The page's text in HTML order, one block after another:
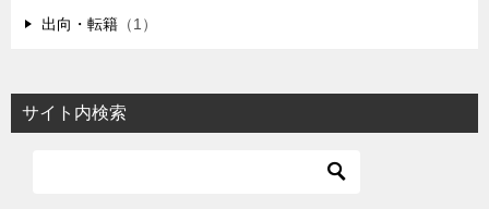
出向・転籍 （1）
サイト内検索